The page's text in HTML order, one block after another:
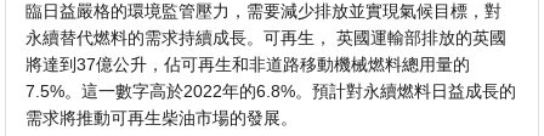
臨日益嚴格的環境監管壓力，需要減少排放並實現氣候目標，對
永續替代燃料的需求持續成長。可再生， 英國運輸部排放的英國
將達到37億公升，佔可再生和非道路移動機械燃料總用量的
7.5%。這一數字高於2022年的6.8%。預計對永續燃料日益成長的
需求將推動可再生柴油市場的發展。